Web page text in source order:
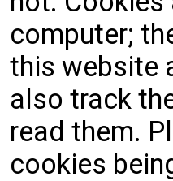
computer;
this website
also track
read them.
cookies